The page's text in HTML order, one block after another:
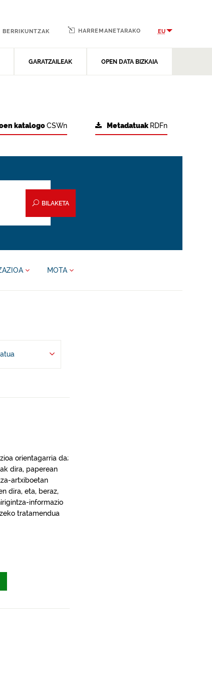
GARATZAILEAK OPEN DATA BIZKAIA
BERRIKUNTZAK HARREMANETARAKO EU
Metadatuak RDFn
katalogoCSWn
BILAKETA
MOTA
orientagarria da;
dira, paperean
artxiboetan
dira, eta, beraz,
informazio
tratamendua